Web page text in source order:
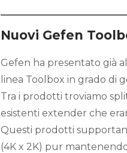
Nuovi Gefen
Gefen ha presentato già
linea Toolbox in grado di
Tra i prodotti troviamo
esistenti extender che
Questi prodotti
(4K x 2K) pur